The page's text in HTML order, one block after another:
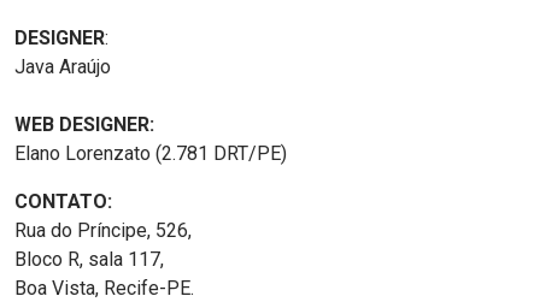
DESIGNER:
Java Araújo
WEB DESIGNER:
Elano Lorenzato (2.781 DRT/PE)
CONTATO:
Rua do Príncipe, 526,
Bloco R, sala 117,
Boa Vista, Recife-PE.